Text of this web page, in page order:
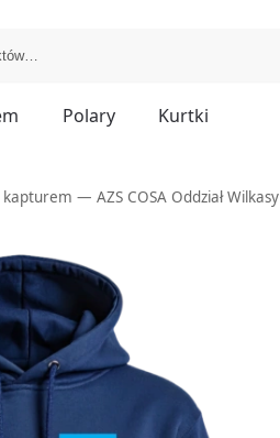
Polary
Kurtki
— AZS COSA Oddział Wilkasy